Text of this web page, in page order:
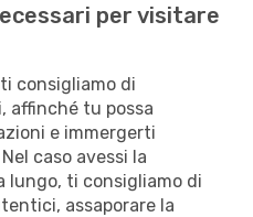
per visitare
consigliamo di
affinché tu possa
e immergerti
caso avessi la
lungo, ti consigliamo di
assaporare la